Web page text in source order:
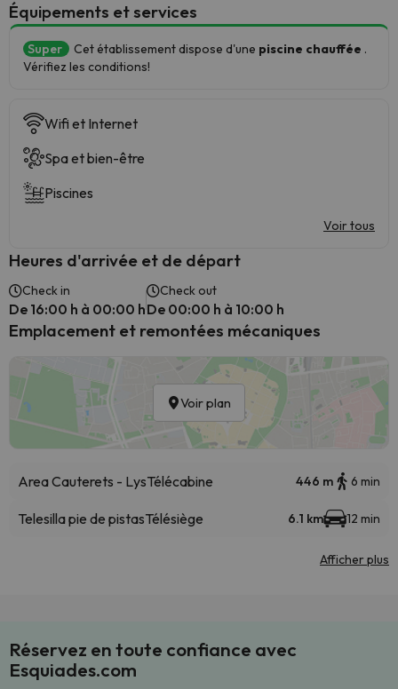
​Équipements et services
Super Cet établissement dispose d'une piscine chauffée .
Vérifiez les conditions!
Wifi et Internet
Spa et bien-être
Piscines
Voir tous
Heures d'arrivée et de départ
Check in
De 16:00 h à 00:00 h
Check out
De 00:00 h à 10:00 h
Emplacement et remontées mécaniques
Voir plan
Area Cauterets - LysTélécabine 446 m 6 min
Telesilla pie de pistasTélésiège 6.1 km 12 min
Afficher plus
Réservez en toute confiance avec
Esquiades.com